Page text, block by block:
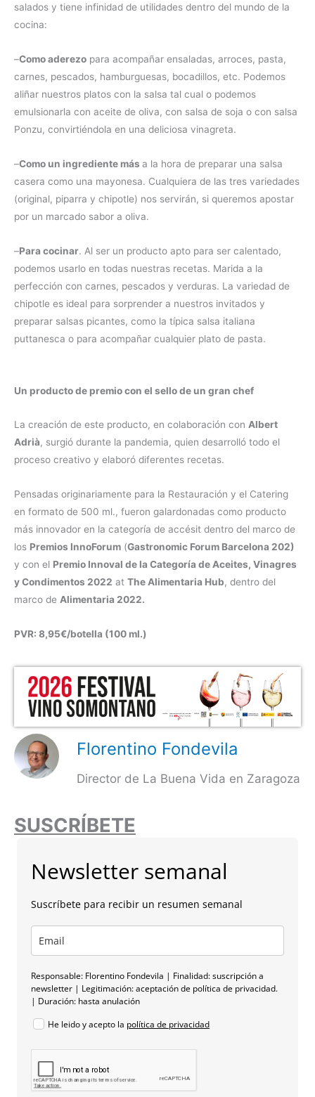
salados y tiene infinidad de utilidades dentro del mundo de la
cocina:
–Como aderezo para acompañar ensaladas, arroces, pasta,
carnes, pescados, hamburguesas, bocadillos, etc. Podemos
aliñar nuestros platos con la salsa tal cual o podemos
emulsionarla con aceite de oliva, con salsa de soja o con salsa
Ponzu, convirtiéndola en una deliciosa vinagreta.
–Como un ingrediente más a la hora de preparar una salsa
casera como una mayonesa. Cualquiera de las tres variedades
(original, piparra y chipotle) nos servirán, si queremos apostar
por un marcado sabor a oliva.
–Para cocinar. Al ser un producto apto para ser calentado,
podemos usarlo en todas nuestras recetas. Marida a la
perfección con carnes, pescados y verduras. La variedad de
chipotle es ideal para sorprender a nuestros invitados y
preparar salsas picantes, como la típica salsa italiana
puttanesca o para acompañar cualquier plato de pasta.
Un producto de premio con el sello de un gran chef
La creación de este producto, en colaboración con Albert
Adrià, surgió durante la pandemia, quien desarrolló todo el
proceso creativo y elaboró diferentes recetas.
Pensadas originariamente para la Restauración y el Catering
en formato de 500 ml., fueron galardonadas como producto
más innovador en la categoría de accésit dentro del marco de
los Premios InnoForum (Gastronomic Forum Barcelona 202)
y con el Premio Innoval de la Categoría de Aceites, Vinagres
y Condimentos 2022 at The Alimentaria Hub, dentro del
marco de Alimentaria 2022.
PVR: 8,95€/botella (100 ml.)
Florentino Fondevila
Director de La Buena Vida en Zaragoza
SUSCRÍBETE
Newsletter semanal
Suscríbete para recibir un resumen semanal
Responsable: Florentino Fondevila | Finalidad: suscripción a
newsletter | Legitimación: aceptación de política de privacidad.
| Duración: hasta anulación
He leido y acepto la política de privacidad